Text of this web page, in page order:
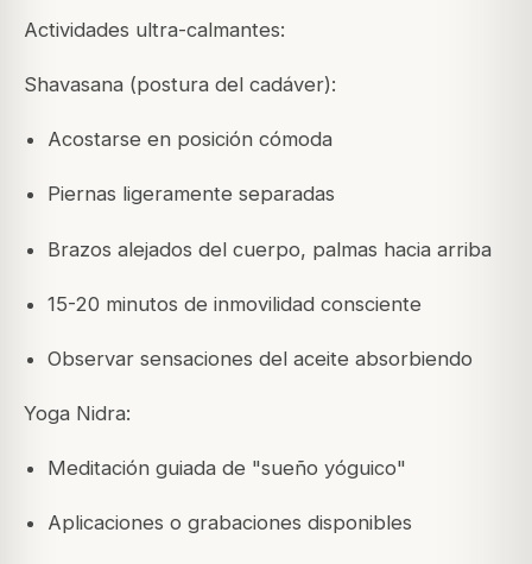
Actividades ultra-calmantes:
Shavasana (postura del cadáver):
Acostarse en posición cómoda
Piernas ligeramente separadas
Brazos alejados del cuerpo, palmas hacia arriba
15-20 minutos de inmovilidad consciente
Observar sensaciones del aceite absorbiendo
Yoga Nidra:
Meditación guiada de "sueño yóguico"
Aplicaciones o grabaciones disponibles